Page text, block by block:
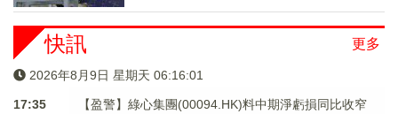
更多
快訊
2026年8月9日 星期天 06:16:01
17:35
【盈警】綠心集團(00094.HK)料中期淨虧損同比收窄